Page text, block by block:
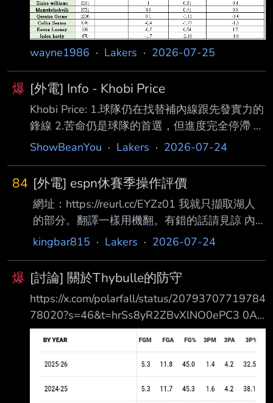
整體大致 落在平均附近，並不是陣中明顯的防守
漏洞。 他現在確實不可能
wayne1986 · Lakers · 2026-07-25
爆 [外電] Info - Khobi Price
Khobi Price: 1.球隊仍在找替補內線跟先發實力的
鋒線 2.苦命仍是球隊的首選，但進度完全停滯 3.
湖人應該要有Plan B，自由市場上還有Ochai
搭，但出任先發球員還有一段差距。 4.還是只能
透過交易取得先發大前鋒，P.J. Washington確實
有傳言， 但他4年8,800萬全額保障讓湖人卻
步。 5.Khobi分析認為考量湖人想保留明年賽季
的全額中產這一點，湖人交易對象非常有限，
Kyle Kuzma跟De'Andre
ShowBeanYou · Lakers · 2026-07-24
84 [外電] espn休賽季操作評價
網址：https://reurl.cc/EYZz01 我就只擷取湖人
的部分。翻譯一樣用機翻。有錯的話請見諒 內
容： 評價：C+ 湖人隊可能是夏季最繁忙的球
他們只是原 地執行？ 收進：Walker Kessler、
Sandro Mamukelashvili、Quentin Grimes、
Collin Sexton、Ke von Looney、Jaden Hardy、
Matisse Thybulle和Ziaire Williams。 離隊：
LeBron James、R
kingbar815 · Lakers · 2026-07-24
爆 [討論] 關於Thybulle的防守
https://x.com/polarfall/status/20793707719784
78020?s=46&t=hrSs8yR2ZBvXlNO0ePC3 0A
Thybulle notes for Lakers. 1. 雙腿多次受傷影響
本他的問題是在面對對手假動作（fake actions）
時容易被影響，但受傷後，他變 得更專注於追求